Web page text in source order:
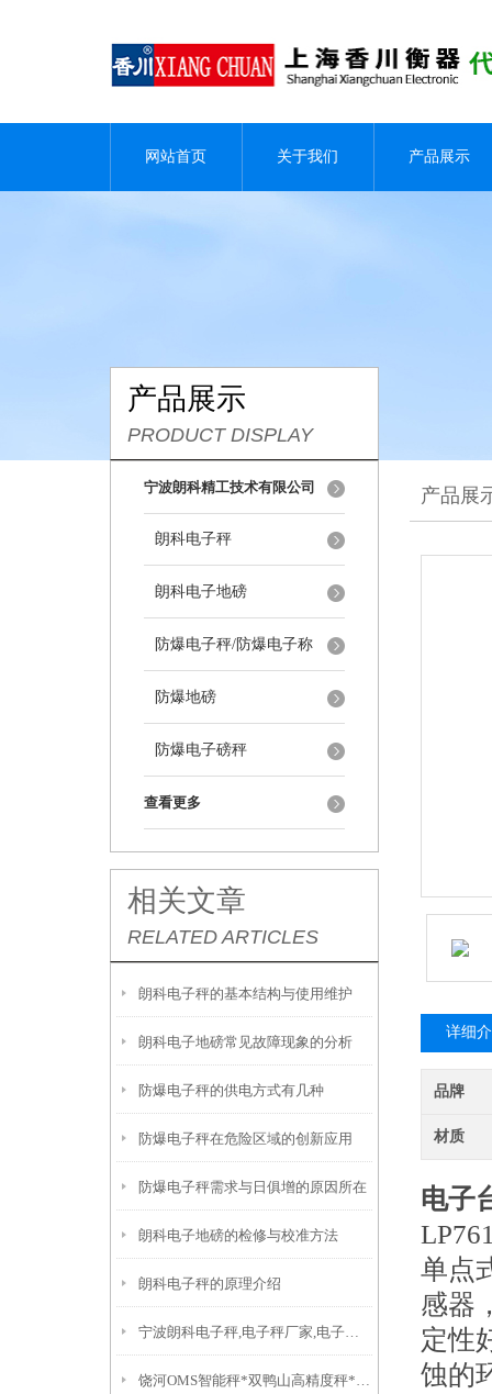
网站首页 关于我们 产品展示
产品展示
PRODUCT DISPLAY
宁波朗科精工技术有限公司
朗科电子秤
朗科电子地磅
防爆电子秤/防爆电子称
防爆地磅
防爆电子磅秤
查看更多
相关文章
RELATED ARTICLES
朗科电子秤的基本结构与使用维护
朗科电子地磅常见故障现象的分析
防爆电子秤的供电方式有几种
防爆电子秤在危险区域的创新应用
防爆电子秤需求与日俱增的原因所在
朗科电子地磅的检修与校准方法
朗科电子秤的原理介绍
宁波朗科电子秤,电子秤厂家,电子秤价格
饶河OMS智能秤*双鸭山高精度秤*依安轨道秤*超低台面轮椅地磅秤
产品展
详细
品牌
材质
电子
单点
感器
定性
蚀的